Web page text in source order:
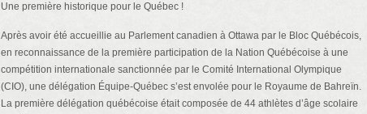
Une première historique pour le Québec !
Après avoir été accueillie au Parlement canadien à Ottawa par le Bloc Québécois,
en reconnaissance de la première participation de la Nation Québécoise à une
compétition internationale sanctionnée par le Comité International Olympique
(CIO), une délégation Équipe-Québec s’est envolée pour le Royaume de Bahreïn.
La première délégation québécoise était composée de 44 athlètes d’âge scolaire